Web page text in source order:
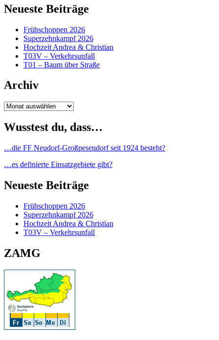
Neueste Beiträge
Frühschoppen 2026
Superzehnkampf 2026
Hochzeit Andrea & Christian
T03V – Verkehrsunfall
T01 – Baum über Straße
Archiv
Archiv
Wusstest du, dass…
…die FF Neudorf-Großpesendorf seit 1924 besteht?
…es definierte Einsatzgebiete gibt?
Neueste Beiträge
Frühschoppen 2026
Superzehnkampf 2026
Hochzeit Andrea & Christian
T03V – Verkehrsunfall
ZAMG